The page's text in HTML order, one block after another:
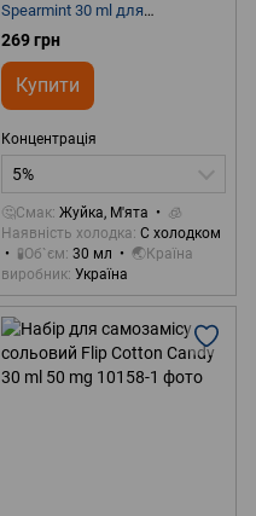
Spearmint 30 ml для
самозамісу
269 грн
Купити
Концентрація
5%
🤔Смак Жуйка, М'ята
🧊
Наявність холодка С холодком
🧪Об`єм 30 мл
🌏Країна
виробник Україна